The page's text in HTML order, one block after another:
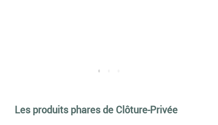
Les produits phares de Clôture-Privée